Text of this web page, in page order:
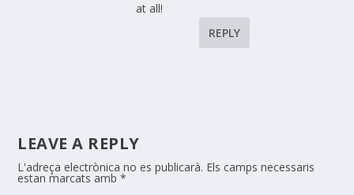
at all!
REPLY
LEAVE A REPLY
L'adreça electrònica no es publicarà. Els camps necessaris
estan marcats amb*